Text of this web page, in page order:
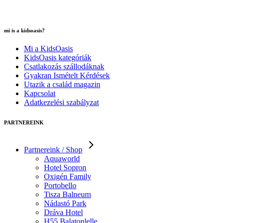
mi is a kidsoasis?
Mi a KidsOasis
KidsOasis kategóriák
Csatlakozás szállodáknak
Gyakran Ismételt Kérdések
Utazik a család magazin
Kapcsolat
Adatkezelési szabályzat
PARTNEREINK
Partnereink / Shop
Aquaworld
Hotel Sopron
Oxigén Family
Portobello
Tisza Balneum
Nádastó Park
Dráva Hotel